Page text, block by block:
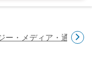
ー・メディア・通信研